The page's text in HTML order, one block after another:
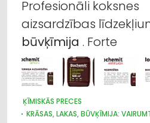
Apdares materiāli:
Apdares materiāli:
Celtniecības un remonta
Krāsas un lakas, būvķīmija:
Profesionāli koksnes
aizsardzības
būvķīmija . Forte
ĶĪMISKĀS PRECES
KRĀSAS, LAKAS, BŪVĶĪMIJA: